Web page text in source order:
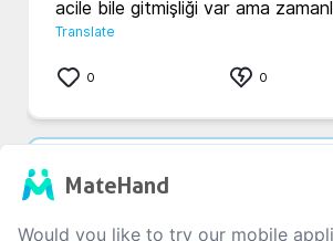
acile bile gitmişliği var ama
Translate
0 0
c...1...
Zamanla her kas bölgesi ağrıyor :/
MateHand
Would you like to try our mobile